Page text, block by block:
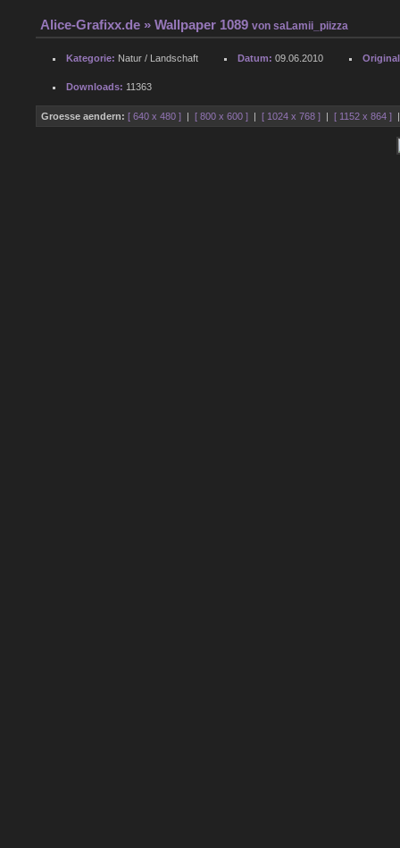
Alice-Grafixx.de » Wallpaper 1089vonsaLamii_piizza
Kategorie: Natur / Landschaft Datum: 09.06.2010
Downloads: 11363
Groesse aendern: [ 640 x 480 ] |[ 800 x 600 ] |[ 1024 x 768 ] |[ 1152 x 864 ]